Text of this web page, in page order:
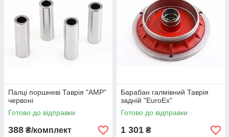
Палці поршневі Таврія "AMP"
червоні
Готово до відправки
388 ₴/комплект
Барабан галмівний Таврія
задній "EuroEx"
Готово до відправки
1 301 ₴